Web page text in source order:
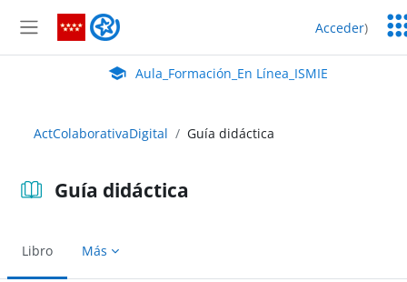
Panel lateral
Aula_Formación_En Línea_ISMIE Acceder)
Aula Virtual de EducaMadrid:
Aula_Formación_En Línea_ISMIE
ActColaborativaDigital Guía didáctica
Guía didáctica
Libro Más